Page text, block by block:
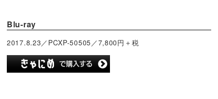
Blu-ray
2017.8.23／PCXP-50505／7,800円＋税